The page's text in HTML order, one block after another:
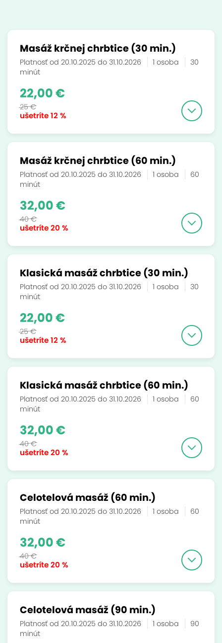
Masáž krčnej chrbtice (30 min.)
Platnosť od 20.10.2025 do 31.10.2026 1 osoba
30
minút
ušetríte12 %
22,00 €
25 €
Masáž krčnej chrbtice (60 min.)
Platnosť od 20.10.2025 do 31.10.2026 1 osoba
60
minút
ušetríte20 %
32,00 €
40 €
Klasická masáž chrbtice (30 min.)
Platnosť od 20.10.2025 do 31.10.2026 1 osoba
30
minút
ušetríte12 %
22,00 €
25 €
Klasická masáž chrbtice (60 min.)
Platnosť od 20.10.2025 do 31.10.2026 1 osoba
60
minút
ušetríte20 %
32,00 €
40 €
Celotelová masáž (60 min.)
Platnosť od 20.10.2025 do 31.10.2026 1 osoba
60
minút
ušetríte20 %
32,00 €
40 €
Celotelová masáž (90 min.)
Platnosť od 20.10.2025 do 31.10.2026 1 osoba
90
minút